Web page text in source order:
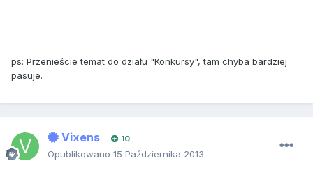
ps: Przenieście temat do działu "Konkursy", tam chyba bardziej
pasuje.
Vixens 10
Opublikowano 15 Października 2013